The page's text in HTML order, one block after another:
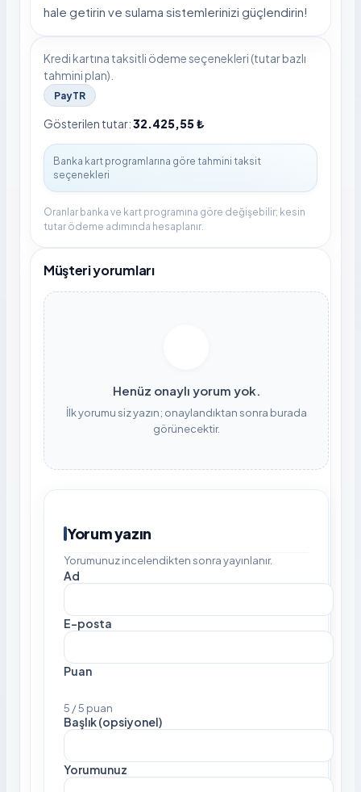
hale getirin ve sulama sistemlerinizi güçlendirin!
Kredi kartına taksitli ödeme seçenekleri (tutar bazlı
tahmini plan).
PayTR
Gösterilen tutar:32.425,55 ₺
Oranlar banka ve kart programına göre değişebilir; kesin
tutar ödeme adımında hesaplanır.
Müşteri yorumları
Henüz onaylı yorum yok.
İlk yorumu siz yazın; onaylandıktan sonra burada
görünecektir.
Yorum yazın
Yorumunuz incelendikten sonra yayınlanır.
Ad
E-posta
Puan
5 / 5 puan
Başlık (opsiyonel)
Yorumunuz